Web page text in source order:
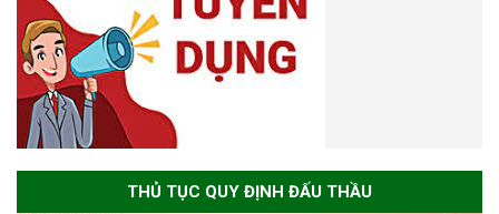
THỦ TỤC QUY ĐỊNH ĐẤU THẦU